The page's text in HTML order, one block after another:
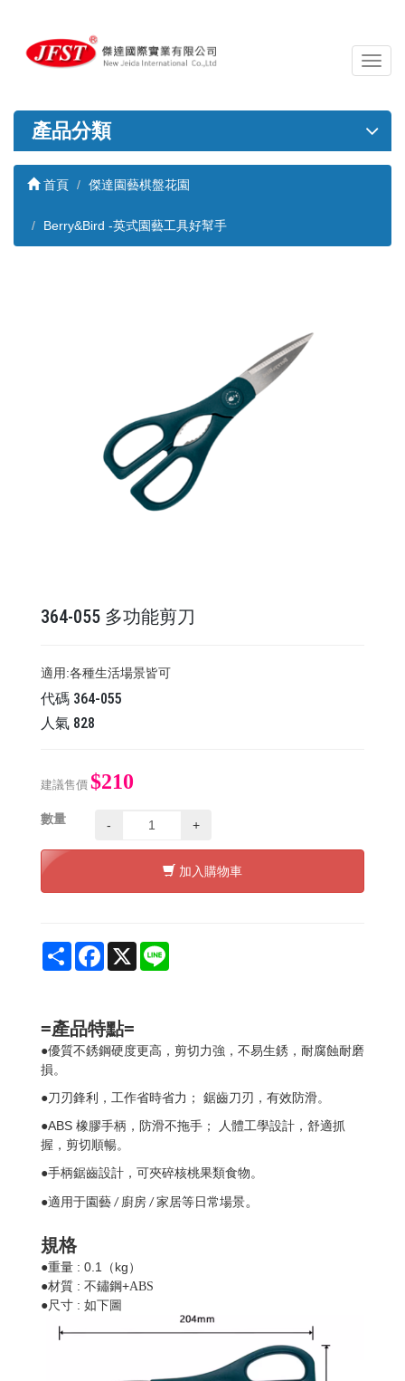
導
覽
關
產品分類
首頁 傑達園藝棋盤花園
Berry&Bird -英式園藝工具好幫手
364-055 多功能剪刀
適用:各種生活場景皆可
代碼 364-055
人氣 828
建議售價 $210
數量 - +
加入購物車
Share Facebook
X
=產品特點=
●優質不銹鋼硬度更高，剪切力強，不易生銹，耐腐蝕耐磨
損。
●刀刃鋒利，工作省時省力； 鋸齒刀刃，有效防滑。
●ABS 橡膠手柄，防滑不拖手；
人體工學設計，舒適抓
握，剪切順暢。
●手柄鋸齒設計，可夾碎核桃果類食物。
●適用于園藝 / 廚房 / 家居等日常場景。
規格
●重量 : 0.1 （ kg ）
●材質 : 不鏽鋼+ABS
●尺寸 : 如下圖